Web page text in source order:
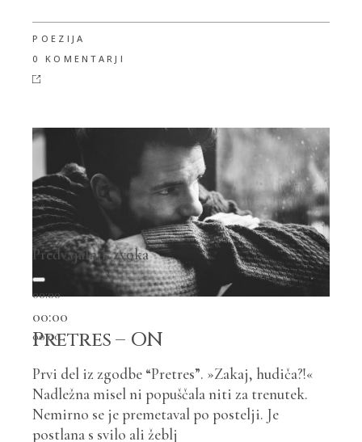
POEZIJA
0 KOMENTARJI
Predvajalnik zvoka
00:00
00:00
00:00
Pretres – ON
Prvi del iz zgodbe “Pretres”. »Zakaj, hudiča?!«
Nadležna misel ni popuščala niti za trenutek.
Nemirno se je premetaval po postelji. Je
postlana s svilo ali žeblj